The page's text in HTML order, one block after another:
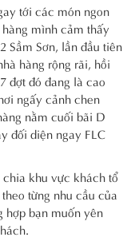
tới các món ngon
mình cảm thấy
Sầm Sơn, lần đầu tiên
hàng rộng rãi, hồi
đợt đó đang là cao
ngấy cảnh chen
nằm cuối bãi D
đối diện ngay FLC
chia khu vực khách tổ
từng nhu cầu của
hợp bạn muốn yên